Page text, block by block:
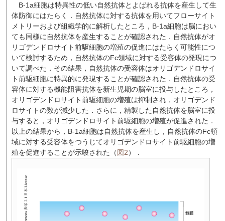
B-1a細胞は特異性の低い自然抗体とよばれる抗体を産生して生
体防御にはたらく．自然抗体に対する抗体を用いてフローサイト
メトリーおよび組織学的に解析したところ，B-1a細胞は脳におい
ても同様に自然抗体を産生することが確認された．自然抗体がオ
リゴデンドロサイト前駆細胞の増殖の促進にはたらく可能性につ
いて検討するため，自然抗体のFc領域に対する受容体の発現につ
いて調べた．その結果，自然抗体の受容体はオリゴデンドロサイ
ト前駆細胞に特異的に発現することが確認された．自然抗体の受
容体に対する機能阻害抗体を新生児期の脳室に投与したところ，
オリゴデンドロサイト前駆細胞の増殖は抑制され，オリゴデンド
ロサイトの数が減少した．さらに，精製した自然抗体を脳室に投
与すると，オリゴデンドロサイト前駆細胞の増殖が促進された．
以上の結果から，B-1a細胞は自然抗体を産生し，自然抗体のFc領
域に対する受容体をつうじてオリゴデンドロサイト前駆細胞の増
殖を促進することが示唆された（ 図2）．